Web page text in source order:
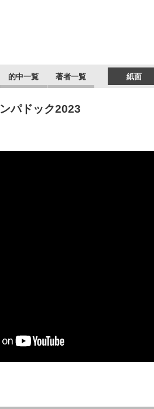
的中一覧 著者一覧 紙面
パドック2023